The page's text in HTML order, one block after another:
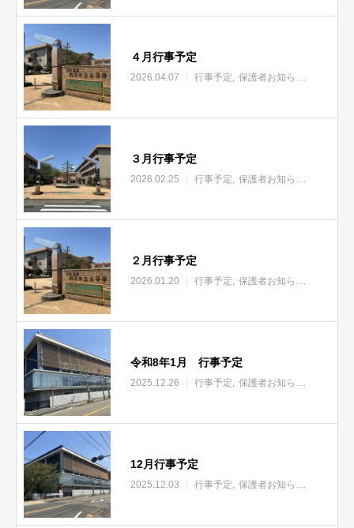
４月行事予定
2026.04.07 行事予定 保護者お知らせ
３月行事予定
2026.02.25 行事予定 保護者お知らせ
２月行事予定
2026.01.20 行事予定 保護者お知らせ
令和8年1月 行事予定
2025.12.26 行事予定 保護者お知らせ
12月行事予定
2025.12.03 行事予定 保護者お知らせ